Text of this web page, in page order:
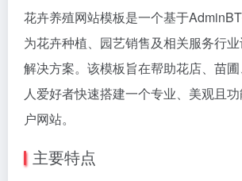
花卉养殖网站模板是一个基于
为花卉种植、园艺销售及相关服务行
解决方案。该模板旨在帮助花店、苗
人爱好者快速搭建一个专业、美观且
户网站。
主要特点